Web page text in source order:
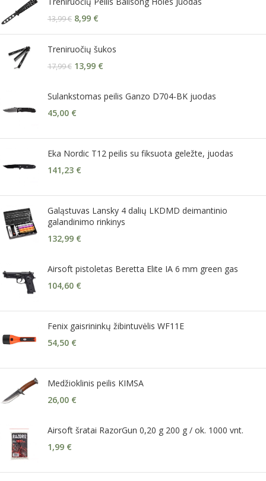
13,99€ 8,99 €
Treniruočių šukos
17,99€ 13,99 €
Sulankstomas peilis Ganzo D704-BK juodas
45,00 €
Eka Nordic T12 peilis su fiksuota geležte, juodas
141,23 €
Galąstuvas Lansky 4 dalių LKDMD deimantinio
galandinimo rinkinys
132,99 €
Airsoft pistoletas Beretta Elite IA 6 mm green gas
104,60 €
Fenix gaisrininkų žibintuvėlis WF11E
54,50 €
Medžioklinis peilis KIMSA
26,00 €
Airsoft šratai RazorGun 0,20 g 200 g / ok. 1000 vnt.
1,99 €